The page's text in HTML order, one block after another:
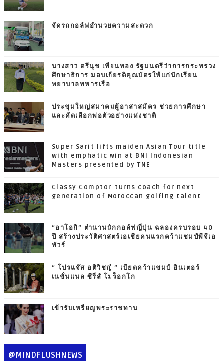
จัดรถกอล์ฟอำนวยความสะดวก
นางสาว ตรีนุช เทียนทอง รัฐมนตรีว่าการกระทรวง
ศึกษาธิการ มอบเกียรติคุณบัตรให้แก่นักเรียน
พยาบาลทหารเรือ
ประชุมใหญ่สมาคมผู้อาสาสมัคร ช่วยการศึกษา
และคัดเลือกพ่อตัวอย่างแห่งชาติ
Super Sarit lifts maiden Asian Tour title
with emphatic win at BNI Indonesian
Masters presented by TNE
Classy Compton turns coach for next
generation of Moroccan golfing talent
“อาโอกิ” ตำนานนักกอล์ฟญี่ปุ่น ฉลองครบรอบ 40
ปี สร้างประวัติศาสตร์เอเชียคนแรกคว้าแชมป์พีจีเอ
ทัวร์
“ โปรแจ๊ส อติวิชญ์ ” เบียดคว้าแชมป์ อินเตอร์
เนชั่นแนล ซีรี่ส์ โมร็อกโก
เข้ารับเหรียญพระราชทาน
@MINDFLUSHNEWS